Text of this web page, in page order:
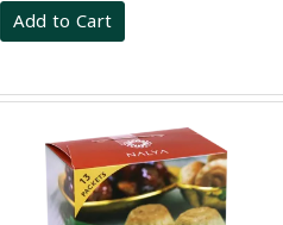
Add to Cart